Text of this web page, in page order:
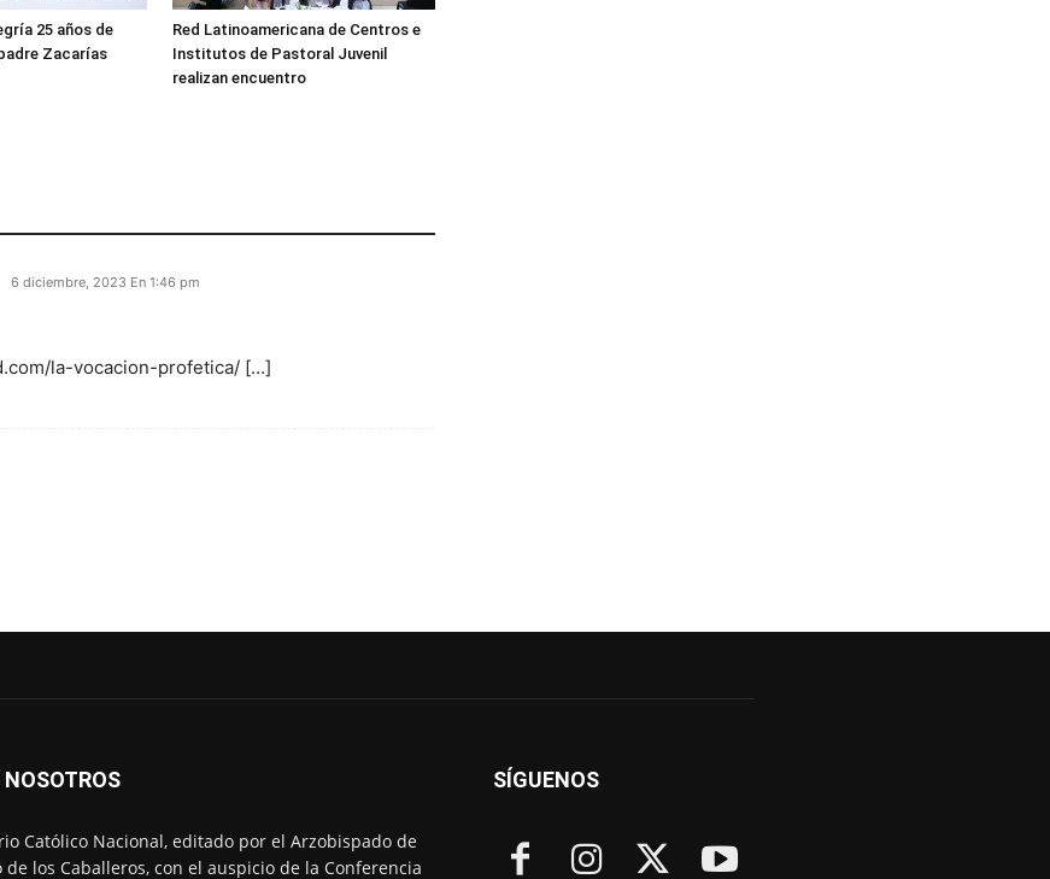
25 años de
Zacarías
Red Latinoamericana de Centros e
Institutos de Pastoral Juvenil
realizan encuentro
6 diciembre, 2023 En 1:46 pm
la-vocacion-profetica/ […]
NOSOTROS
Católico Nacional, editado por el Arzobispado de
de los Caballeros, con el auspicio de la Conferencia
SÍGUENOS